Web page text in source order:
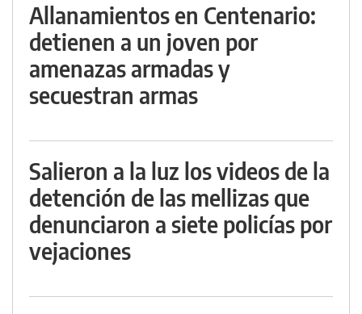
Allanamientos en Centenario:
detienen a un joven por
amenazas armadas y
secuestran armas
Salieron a la luz los videos de la
detención de las mellizas que
denunciaron a siete policías por
vejaciones